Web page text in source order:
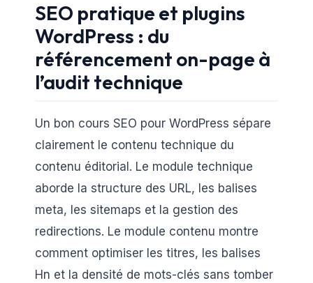
SEO pratique et plugins
WordPress : du
référencement on-page à
l’audit technique
Un bon cours SEO pour WordPress sépare
clairement le contenu technique du
contenu éditorial. Le module technique
aborde la structure des URL, les balises
meta, les sitemaps et la gestion des
redirections. Le module contenu montre
comment optimiser les titres, les balises
Hn et la densité de mots-clés sans tomber